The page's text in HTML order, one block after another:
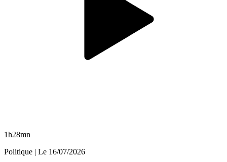
1h28mn
Politique | Le 16/07/2026